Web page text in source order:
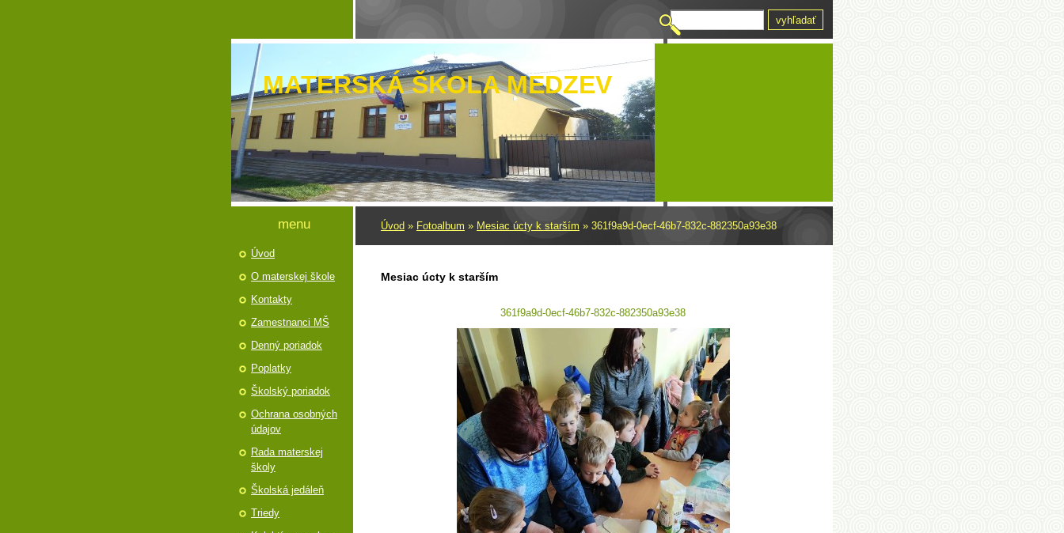
MATERSKÁ ŠKOLA MEDZEV
Úvod » Fotoalbum » Mesiac úcty k starším » 361f9a9d-0ecf-46b7-832c-882350a93e38
Mesiac úcty k starším
361f9a9d-0ecf-46b7-832c-882350a93e38
menu
Úvod
O materskej škole
Kontakty
Zamestnanci MŠ
Denný poriadok
Poplatky
Školský poriadok
Ochrana osobných
údajov
Rada materskej
školy
Školská jedáleň
Triedy